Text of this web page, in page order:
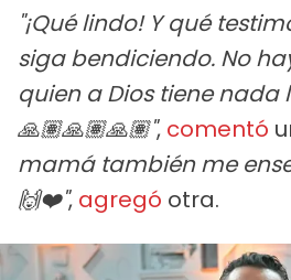
"¡Qué lindo! Y qué
siga bendiciendo. No
quien a Dios tiene nada
🙏🏽🙏🏽🙏🏽", comentó
mamá también me
🙌❤️", agregó otra.